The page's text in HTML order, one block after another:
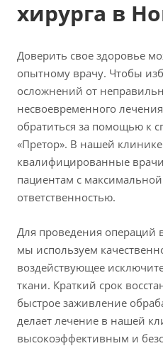
хирурга в
Доверить свое здоровье
опытному врачу. Чтобы
осложнений от
несвоевременного
обратиться за помощью к
«Претор». В нашей
квалифицированные
пациентам с
ответственностью.
Для проведения операций
мы используем
воздействующее
ткани. Краткий срок
быстрое заживление
делает лечение в нашей
высокоэффективным и